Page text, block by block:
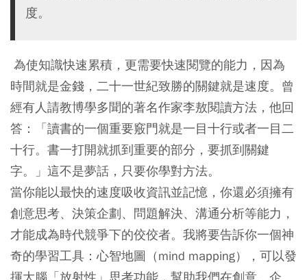
度。
為使知識快速累積，更需要快速閱覽的能力，因為
時間就是金錢，二十一世紀致勝的關鍵就是速度。曾
經有人請教博學多聞的著名作家李敖閱讀方法，他回
答：「讀書的一個重要竅門就是一目十行或者一目二
十行。書一打開就抓到重要的部分，要抓到關鍵
字。」這不是夢話，只要你學對方法。
當你能以最快的速度吸收資訊並記憶，你還必須擁有
創意思考、決策企劃、問題解決、溝通分析等能力，
才能成為時代競爭下的佼佼者。我將要告訴你一個神
奇的學習工具：心智地圖（mind mapping），可以發